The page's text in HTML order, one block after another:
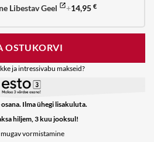
Libestav Geel +14,95 €
OSTUKORVI
ja intressivabu makseid?
osana. Ilma ühegi lisakuluta.
hiljem, 3 kuu jooksul!
vormistamine